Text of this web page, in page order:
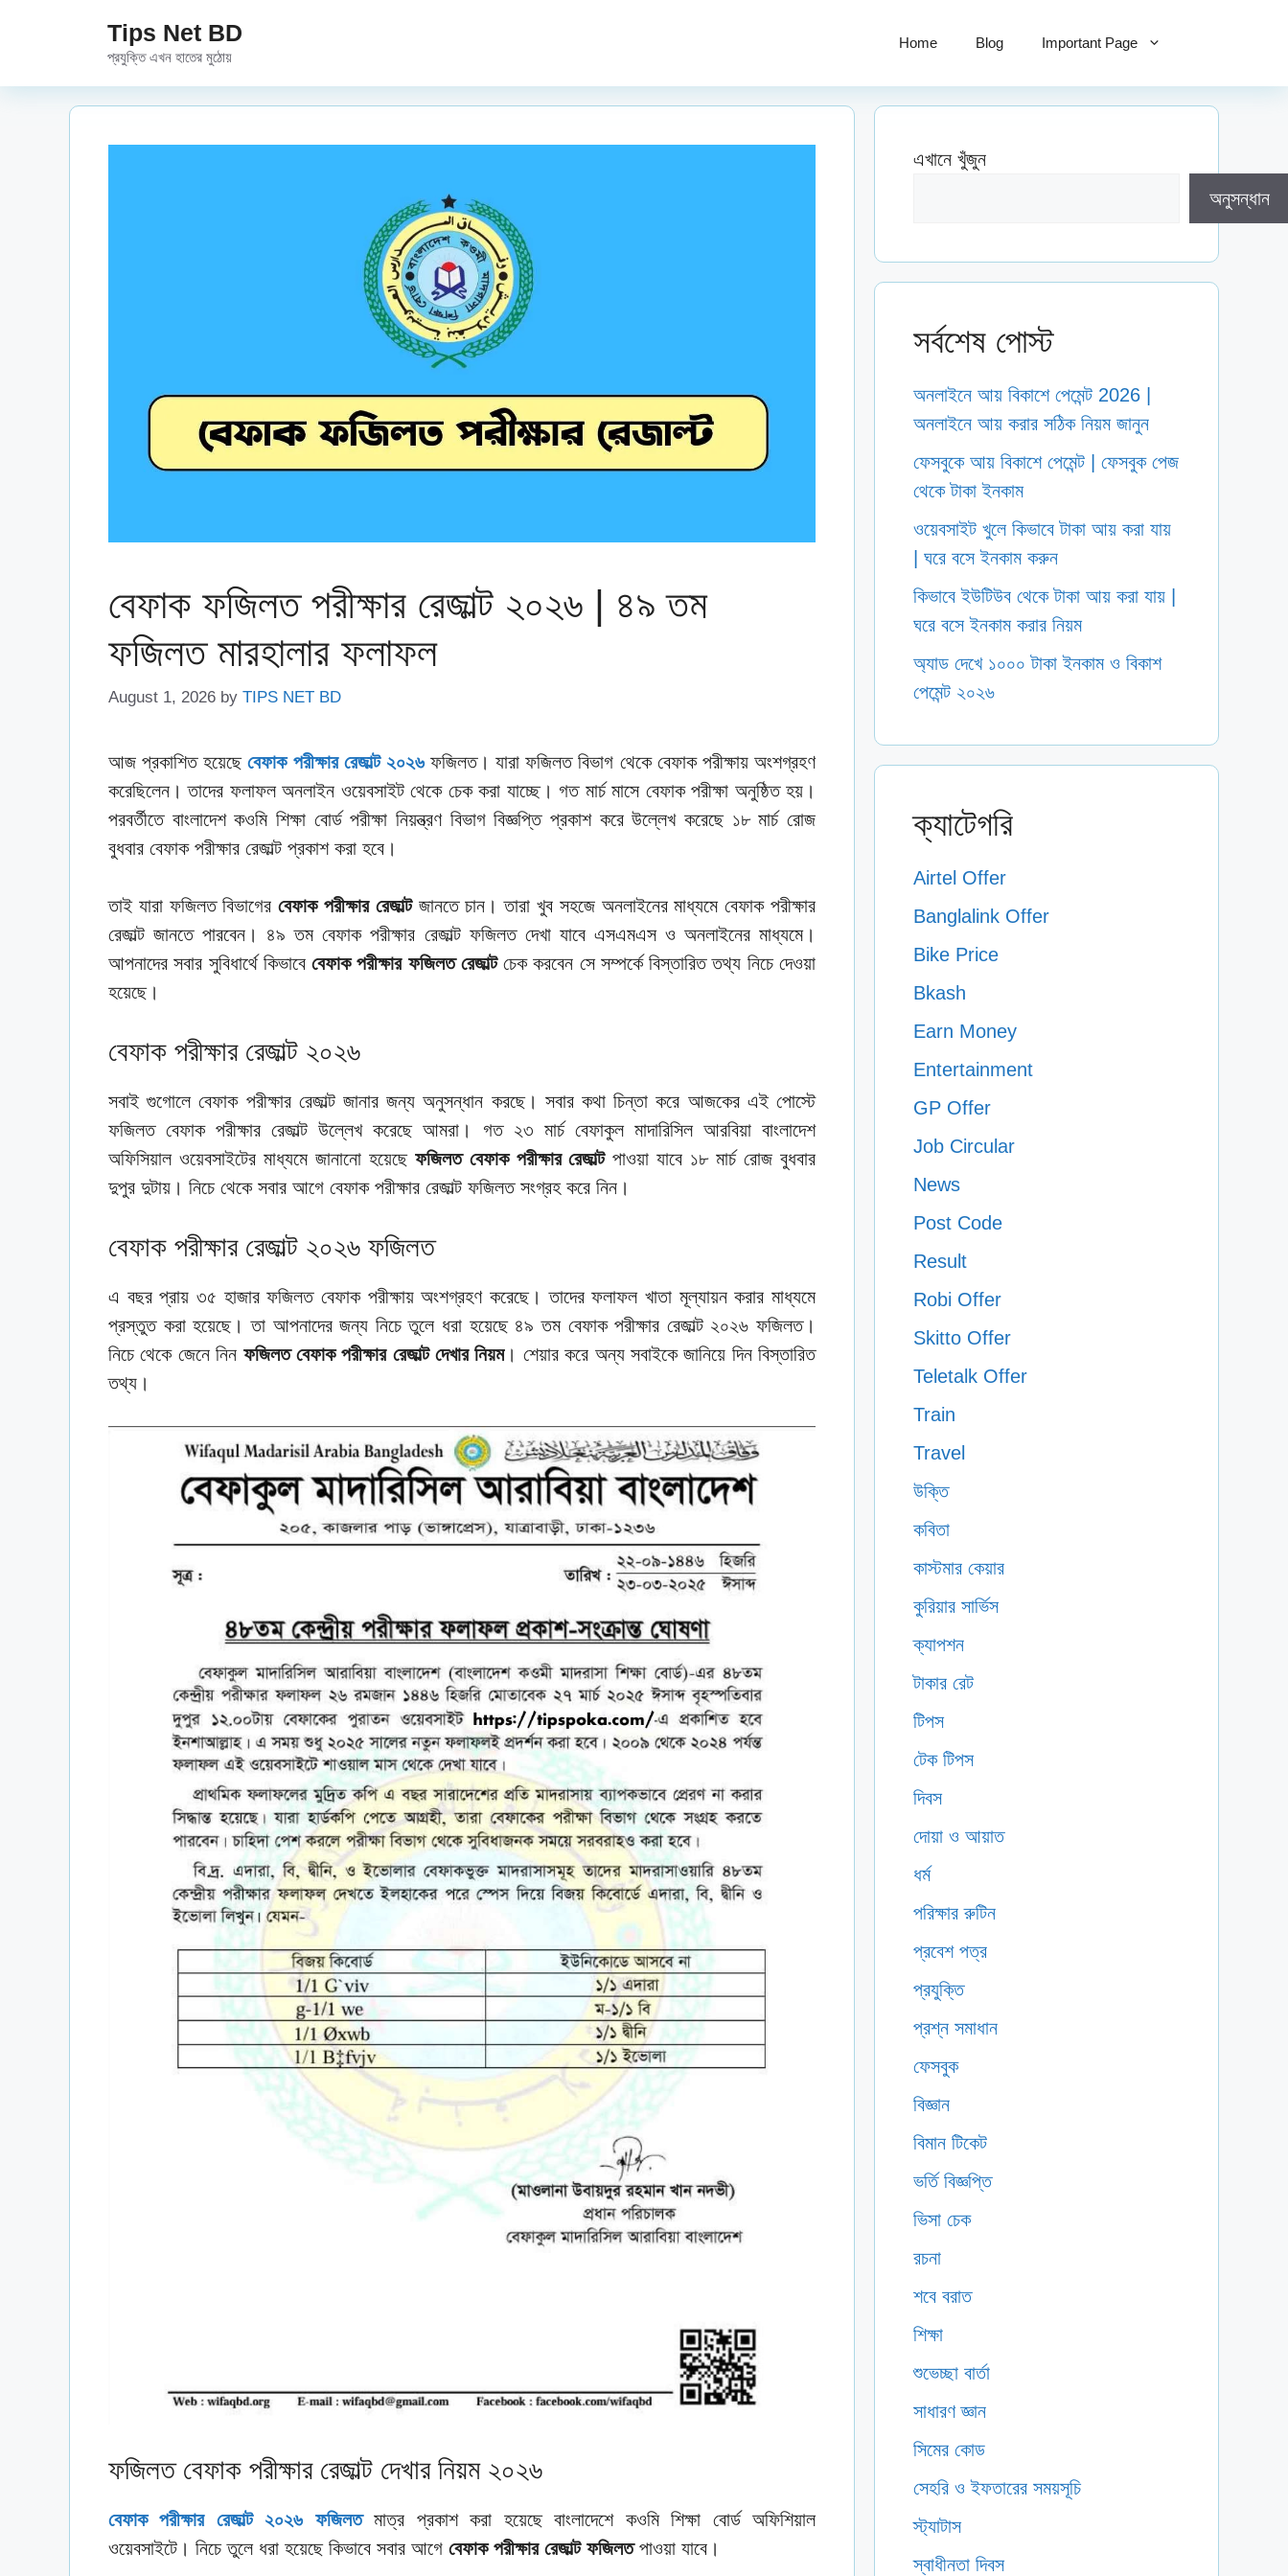
Tips Net BD
প্রযুক্তি এখন হাতের মুঠোয়
Home Blog Important Page
বেফাক ফজিলত পরীক্ষার রেজাল্ট ২০২৬ | ৪৯ তম
ফজিলত মারহালার ফলাফল
August 1, 2026 by TIPS NET BD
আজ প্রকাশিত হয়েছেবেফাক পরীক্ষার রেজাল্ট ২০২৬ ফজিলত। যারা ফজিলত বিভাগ থেকে বেফাক পরীক্ষায় অংশগ্রহণ
করেছিলেন। তাদের ফলাফল অনলাইন ওয়েবসাইট থেকে চেক করা যাচ্ছে। গত মার্চ মাসে বেফাক পরীক্ষা অনুষ্ঠিত হয়।
পরবর্তীতে বাংলাদেশ কওমি শিক্ষা বোর্ড পরীক্ষা নিয়ন্ত্রণ বিভাগ বিজ্ঞপ্তি প্রকাশ করে উল্লেখ করেছে ১৮ মার্চ রোজ
বুধবার বেফাক পরীক্ষার রেজাল্ট প্রকাশ করা হবে।
তাই যারা ফজিলত বিভাগেরবেফাক পরীক্ষার রেজাল্টজানতে চান। তারা খুব সহজে অনলাইনের মাধ্যমে বেফাক পরীক্ষার
রেজাল্ট জানতে পারবেন। ৪৯ তম বেফাক পরীক্ষার রেজাল্ট ফজিলত দেখা যাবে এসএমএস ও অনলাইনের মাধ্যমে।
আপনাদের সবার সুবিধার্থে কিভাবেবেফাক পরীক্ষার ফজিলত রেজাল্টচেক করবেন সে সম্পর্কে বিস্তারিত তথ্য নিচে দেওয়া
হয়েছে।
বেফাক পরীক্ষার রেজাল্ট ২০২৬
সবাই গুগোলে বেফাক পরীক্ষার রেজাল্ট জানার জন্য অনুসন্ধান করছে। সবার কথা চিন্তা করে আজকের এই পোস্টে
ফজিলত বেফাক পরীক্ষার রেজাল্ট উল্লেখ করেছে আমরা। গত ২৩ মার্চ বেফাকুল মাদারিসিল আরবিয়া বাংলাদেশ
অফিসিয়াল ওয়েবসাইটের মাধ্যমে জানানো হয়েছে ফজিলত বেফাক পরীক্ষার রেজাল্টপাওয়া যাবে ১৮ মার্চ রোজ বুধবার
দুপুর দুটায়। নিচে থেকে সবার আগে বেফাক পরীক্ষার রেজাল্ট ফজিলত সংগ্রহ করে নিন।
বেফাক পরীক্ষার রেজাল্ট ২০২৬ ফজিলত
এ বছর প্রায় ৩৫ হাজার ফজিলত বেফাক পরীক্ষায় অংশগ্রহণ করেছে। তাদের ফলাফল খাতা মূল্যায়ন করার মাধ্যমে
প্রস্তুত করা হয়েছে। তা আপনাদের জন্য নিচে তুলে ধরা হয়েছে ৪৯ তম বেফাক পরীক্ষার রেজাল্ট ২০২৬ ফজিলত।
নিচে থেকে জেনে নিন ফজিলত বেফাক পরীক্ষার রেজাল্ট দেখার নিয়ম। শেয়ার করে অন্য সবাইকে জানিয়ে দিন বিস্তারিত
তথ্য।
ফজিলত বেফাক পরীক্ষার রেজাল্ট দেখার নিয়ম ২০২৬
বেফাক পরীক্ষার রেজাল্ট ২০২৬ ফজিলতমাত্র প্রকাশ করা হয়েছে বাংলাদেশে কওমি শিক্ষা বোর্ড অফিশিয়াল
ওয়েবসাইটে। নিচে তুলে ধরা হয়েছে কিভাবে সবার আগে বেফাক পরীক্ষার রেজাল্ট ফজিলতপাওয়া যাবে।
এখানে খুঁজুন
অনুসন্ধান
সর্বশেষ পোস্ট
অনলাইনে আয় বিকাশে পেমেন্ট 2026 |
অনলাইনে আয় করার সঠিক নিয়ম জানুন
ফেসবুকে আয় বিকাশে পেমেন্ট | ফেসবুক পেজ
থেকে টাকা ইনকাম
ওয়েবসাইট খুলে কিভাবে টাকা আয় করা যায়
| ঘরে বসে ইনকাম করুন
কিভাবে ইউটিউব থেকে টাকা আয় করা যায় |
ঘরে বসে ইনকাম করার নিয়ম
অ্যাড দেখে ১০০০ টাকা ইনকাম ও বিকাশ
পেমেন্ট ২০২৬
ক্যাটেগরি
Airtel Offer
Banglalink Offer
Bike Price
Bkash
Earn Money
Entertainment
GP Offer
Job Circular
News
Post Code
Result
Robi Offer
Skitto Offer
Teletalk Offer
Train
Travel
উক্তি
কবিতা
কাস্টমার কেয়ার
কুরিয়ার সার্ভিস
ক্যাপশন
টাকার রেট
টিপস
টেক টিপস
দিবস
দোয়া ও আয়াত
ধর্ম
পরিক্ষার রুটিন
প্রবেশ পত্র
প্রযুক্তি
প্রশ্ন সমাধান
ফেসবুক
বিজ্ঞান
বিমান টিকেট
ভর্তি বিজ্ঞপ্তি
ভিসা চেক
রচনা
শবে বরাত
শিক্ষা
শুভেচ্ছা বার্তা
সাধারণ জ্ঞান
সিমের কোড
সেহরি ও ইফতারের সময়সূচি
স্ট্যাটাস
স্বাধীনতা দিবস